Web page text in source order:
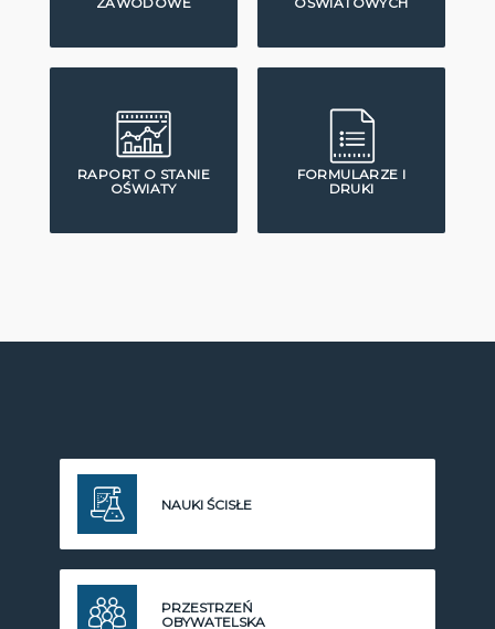
RAPORT O STANIE
OŚWIATY
FORMULARZE I
DRUKI
NAUKI ŚCISŁE
PRZESTRZEŃ
OBYWATELSKA